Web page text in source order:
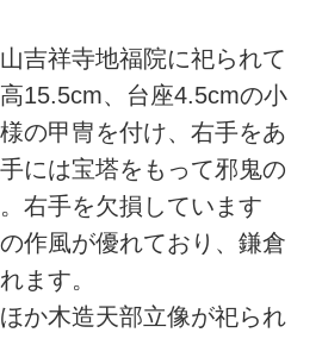
吉祥寺地福院に祀られて
15.5cm、台座4.5cmの小
の甲冑を付け、右手をあ
には宝塔をもって邪鬼の
右手を欠損しています
作風が優れており、鎌倉
ます。
か木造天部立像が祀られ